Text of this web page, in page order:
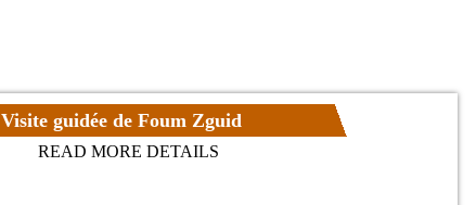
Visite guidée de Foum Zguid
READ MORE DETAILS